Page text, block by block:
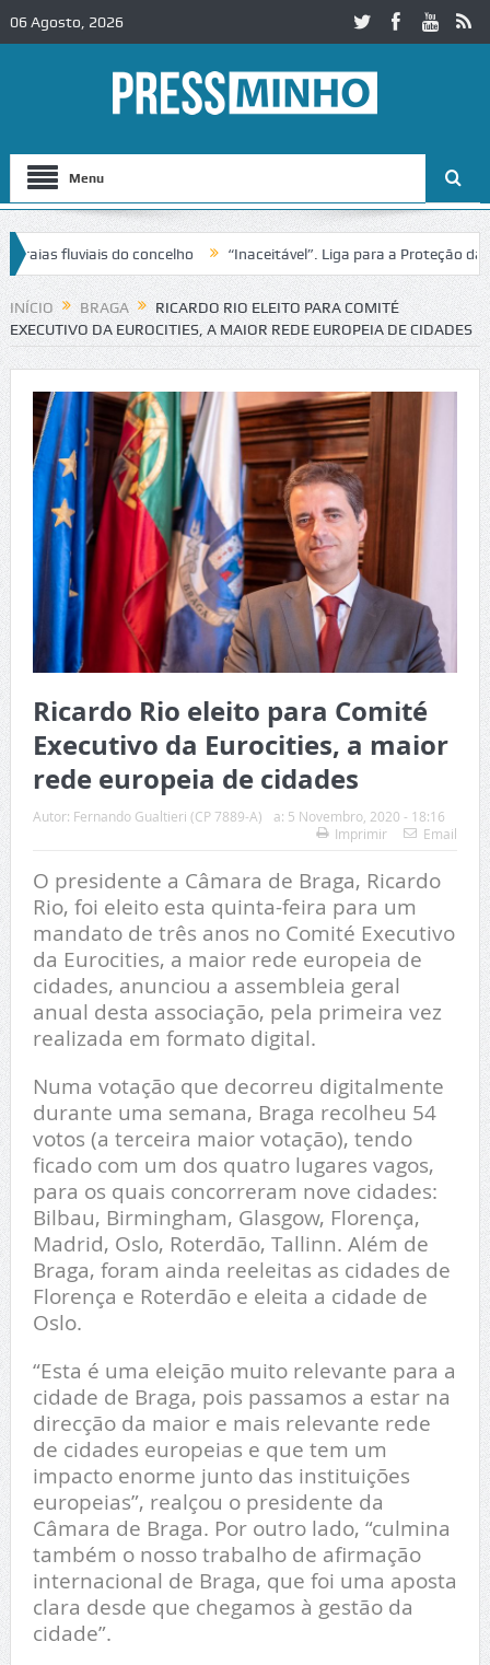
06 Agosto, 2026
Menu
do concelho “Inaceitável”. Liga para a Proteção da
no IC2 em Alcobaça Igreja do Castelo de Cerveira
INÍCIO BRAGA
RICARDO RIO ELEITO PARA COMITÉ
EXECUTIVO DA EUROCITIES, A MAIOR REDE EUROPEIA DE CIDADES
Ricardo Rio eleito para Comité
Executivo da Eurocities, a maior
rede europeia de cidades
Autor: Fernando Gualtieri (CP 7889-A) a: 5 Novembro, 2020 - 18:16
Imprimir
Email
O presidente a Câmara de Braga, Ricardo
Rio, foi eleito esta quinta-feira para um
mandato de três anos no Comité Executivo
da Eurocities, a maior rede europeia de
cidades, anunciou a assembleia geral
anual desta associação, pela primeira vez
realizada em formato digital.
Numa votação que decorreu digitalmente
durante uma semana, Braga recolheu 54
votos (a terceira maior votação), tendo
ficado com um dos quatro lugares vagos,
para os quais concorreram nove cidades:
Bilbau, Birmingham, Glasgow, Florença,
Madrid, Oslo, Roterdão, Tallinn. Além de
Braga, foram ainda reeleitas as cidades de
Florença e Roterdão e eleita a cidade de
Oslo.
“Esta é uma eleição muito relevante para a
cidade de Braga, pois passamos a estar na
direcção da maior e mais relevante rede
de cidades europeias e que tem um
impacto enorme junto das instituições
europeias”, realçou o presidente da
Câmara de Braga. Por outro lado, “culmina
também o nosso trabalho de afirmação
internacional de Braga, que foi uma aposta
clara desde que chegamos à gestão da
cidade”.